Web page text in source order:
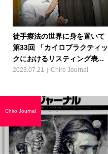
徒手療法の世界に身を置いて
第33回 「カイロプラクティッ
クにおけるリスティング表...
2023.07.21 Chiro Journal
Chiro Journal